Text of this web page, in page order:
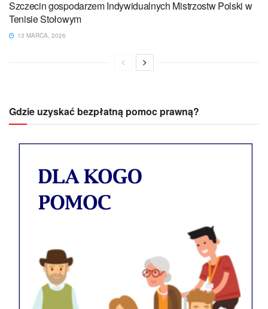
Szczecin gospodarzem Indywidualnych Mistrzostw Polski w
Tenisie Stołowym
13 MARCA, 2026
Gdzie uzyskać bezpłatną pomoc prawną?